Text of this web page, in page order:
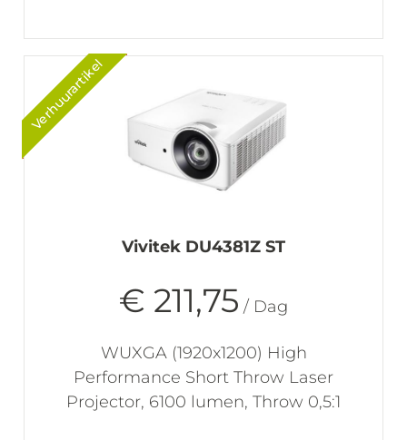
Vivitek DU4381Z ST
€ 211,75 / Dag
WUXGA (1920x1200) High
Performance Short Throw Laser
Projector, 6100 lumen, Throw 0,5:1
Verhuurartikel